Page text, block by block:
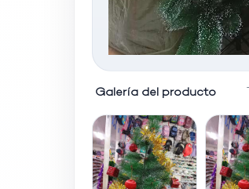
Galería del producto